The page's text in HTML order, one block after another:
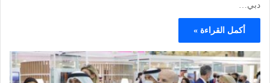
دبي…
أكمل القراءة »